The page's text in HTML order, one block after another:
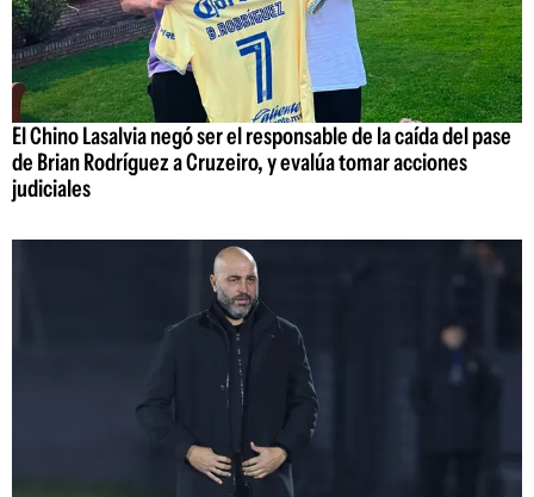
El Chino Lasalvia negó ser el responsable de la caída del pase
de Brian Rodríguez a Cruzeiro, y evalúa tomar acciones
judiciales